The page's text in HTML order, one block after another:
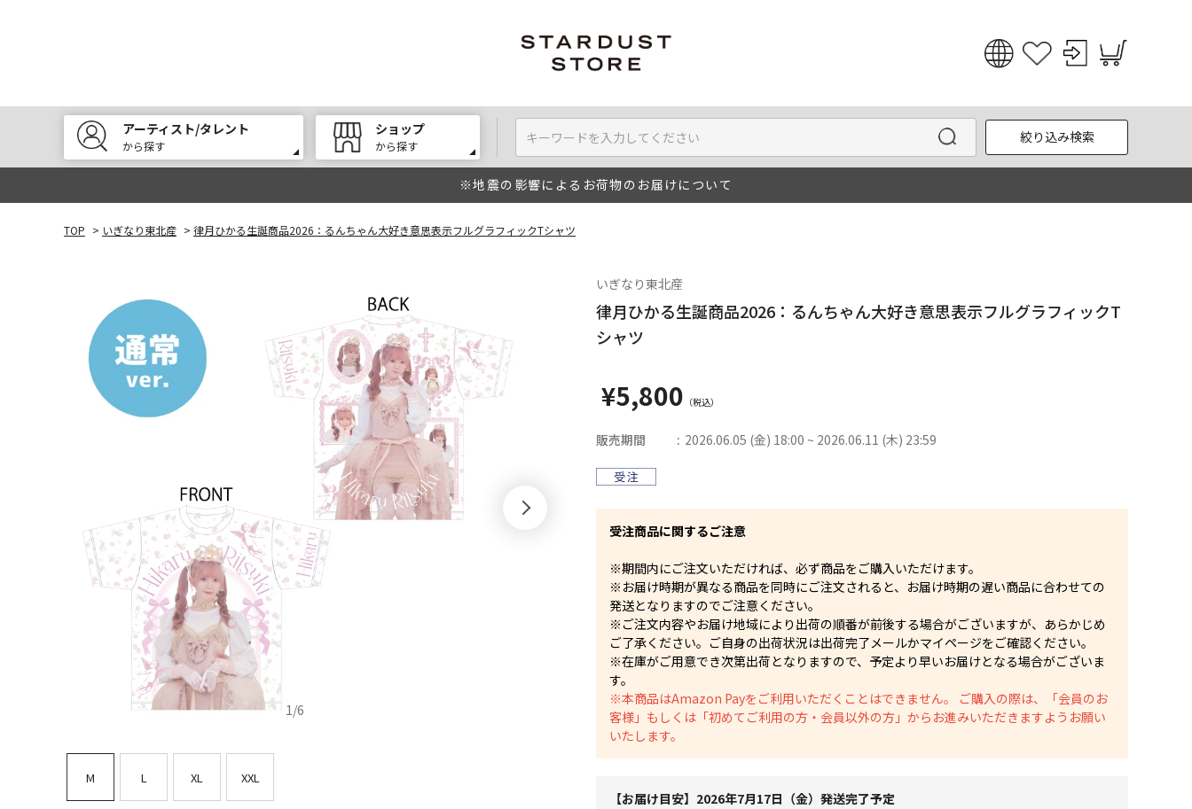
English
한국어
アーティスト/タレント
から探す
ショップ
から探す
絞り込み検索
※地震の影響によるお荷物のお届けについて
TOP > いぎなり東北産 > 律月ひかる生誕商品2026：るんちゃん大好き意思表示フルグラフィックTシャツ
1/6
M L XL XXL
いぎなり東北産
律月ひかる生誕商品2026：るんちゃん大好き意思表示フルグラフィックT
シャツ
¥5,800
販売期間 2026.06.05 (金) 18:00 ~ 2026.06.11 (木) 23:59
受注商品に関するご注意
※期間内にご注文いただければ、必ず商品をご購入いただけます。
※お届け時期が異なる商品を同時にご注文されると、お届け時期の遅い商品に合わせての
発送となりますのでご注意ください。
※ご注文内容やお届け地域により出荷の順番が前後する場合がございますが、あらかじめ
ご了承ください。ご自身の出荷状況は出荷完了メールかマイページをご確認ください。
※在庫がご用意でき次第出荷となりますので、予定より早いお届けとなる場合がございま
す。
※本商品はAmazon Payをご利用いただくことはできません。 ご購入の際は、「会員のお
客様」もしくは「初めてご利用の方・会員以外の方」からお進みいただきますようお願い
いたします。
【お届け目安】2026年7月17日（金）発送完了予定